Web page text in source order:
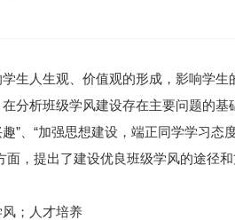
生人生观、价值观的形成，影响学
分析班级学风建设存在主要问题的
”、“加强思想建设，端正同学学习态
面，提出了建设优良班级学风的途径
；人才培养